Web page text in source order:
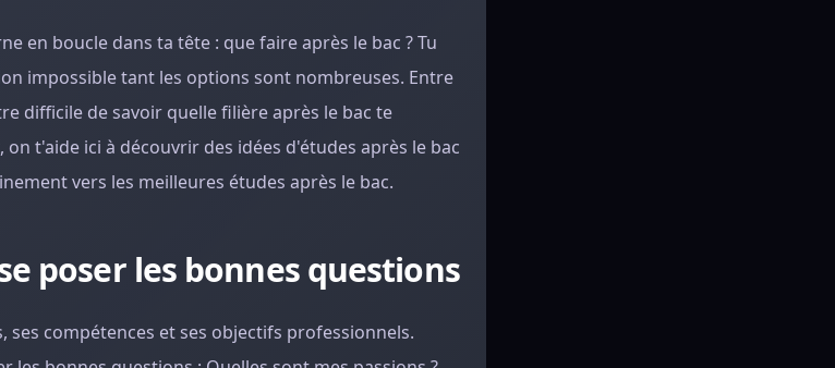
en boucle dans ta tête : que faire après le bac ? Tu
impossible tant les options sont nombreuses. Entre
difficile de savoir quelle filière après le bac te
t'aide ici à découvrir des idées d'études après le bac
vers les meilleures études après le bac.
poser les bonnes questions
compétences et ses objectifs professionnels.